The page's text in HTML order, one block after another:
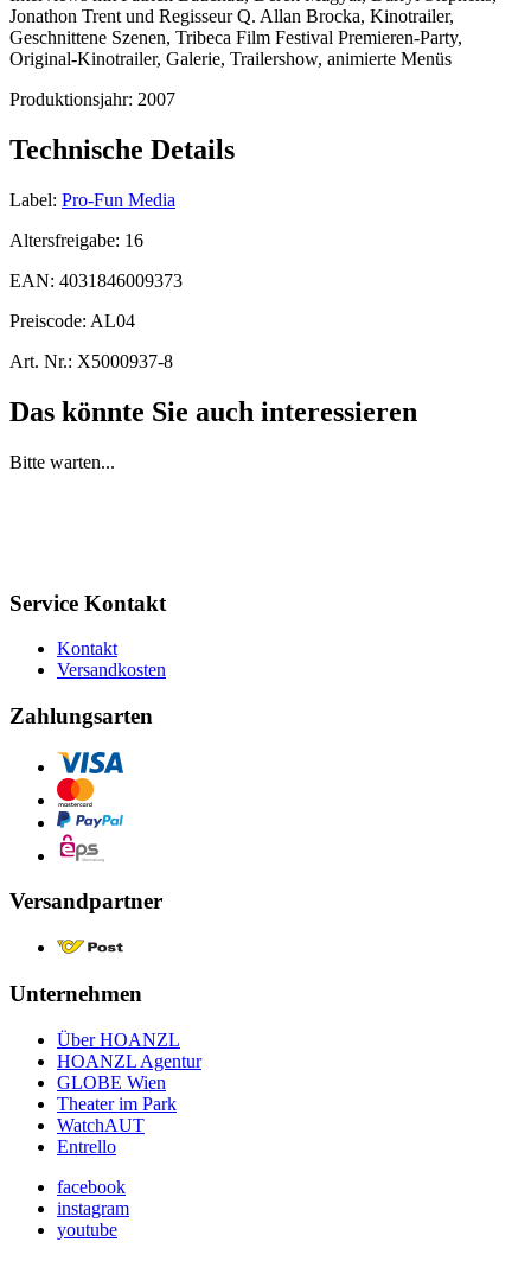
Jonathon Trent und Regisseur Q. Allan Brocka, Kinotrailer,
Geschnittene Szenen, Tribeca Film Festival Premieren-Party,
Original-Kinotrailer, Galerie, Trailershow, animierte Menüs
Produktionsjahr: 2007
Technische Details
Label: Pro-Fun Media
Altersfreigabe: 16
EAN: 4031846009373
Preiscode: AL04
Art. Nr.: X5000937-8
Das könnte Sie auch interessieren
Bitte warten...
Service Kontakt
Kontakt
Versandkosten
Zahlungsarten
Versandpartner
Unternehmen
Über HOANZL
HOANZL Agentur
GLOBE Wien
Theater im Park
WatchAUT
Entrello
facebook
instagram
youtube